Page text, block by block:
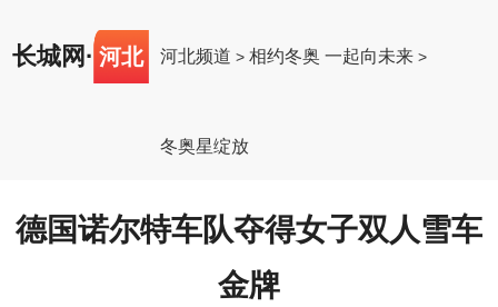
长城网 · 河北 河北频道 >相约冬奥 一起向未来 >
冬奥星绽放
德国诺尔特车队夺得女子双人雪车
金牌